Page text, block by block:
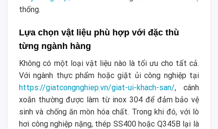
thống.
Lựa chọn vật liệu phù hợp với đặc thù
từng ngành hàng
Không có một loại vật liệu nào là tối ưu cho tất cả.
Với ngành thực phẩm hoặc giặt ủi công nghiệp tại
https://giatcongnghiep.vn/giat-ui-khach-san/, cánh
xoắn thường được làm từ inox 304 để đảm bảo vệ
sinh và chống ăn mòn hóa chất. Trong khi đó, với lò
hơi công nghiệp nặng, thép SS400 hoặc Q345B lại là